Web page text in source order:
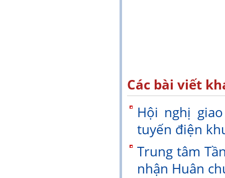
Các bài viết
Hội nghị
tuyến điện
Trung tâm
nhận Huân